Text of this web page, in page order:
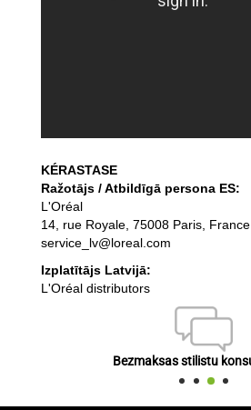
KÉRASTASE
Ražotājs / Atbildīgā persona ES:
L'Oréal
14, rue Royale, 75008 Paris, France
service_lv@loreal.com
Izplatītājs Latvijā:
L'Oréal distributors
Bezmaksas stilistu